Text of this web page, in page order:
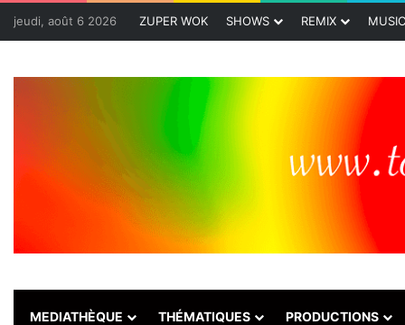
jeudi, août 6 2026 ZUPER WOK SHOWS REMIX MUSIC
MEDIATHÈQUE THÉMATIQUES PRODUCTIONS